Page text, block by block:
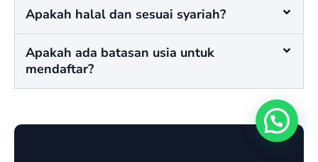
Apakah halal dan sesuai syariah?
Apakah ada batasan usia untuk
mendaftar?